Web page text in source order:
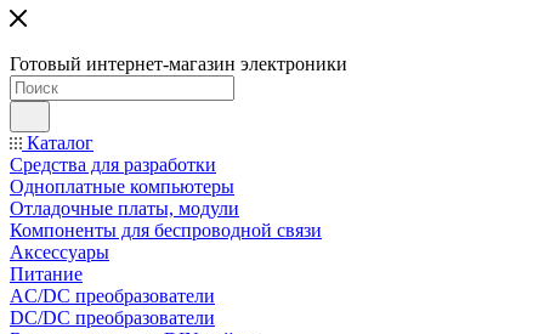
Готовый интернет-магазин электроники
Каталог
Средства для разработки
Одноплатные компьютеры
Отладочные платы, модули
Компоненты для беспроводной связи
Аксессуары
Питание
AC/DC преобразователи
DC/DC преобразователи